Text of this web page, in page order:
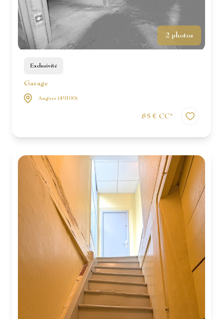
2 photos
Exclusivité
Garage
Angers (49100)
85 € CC*